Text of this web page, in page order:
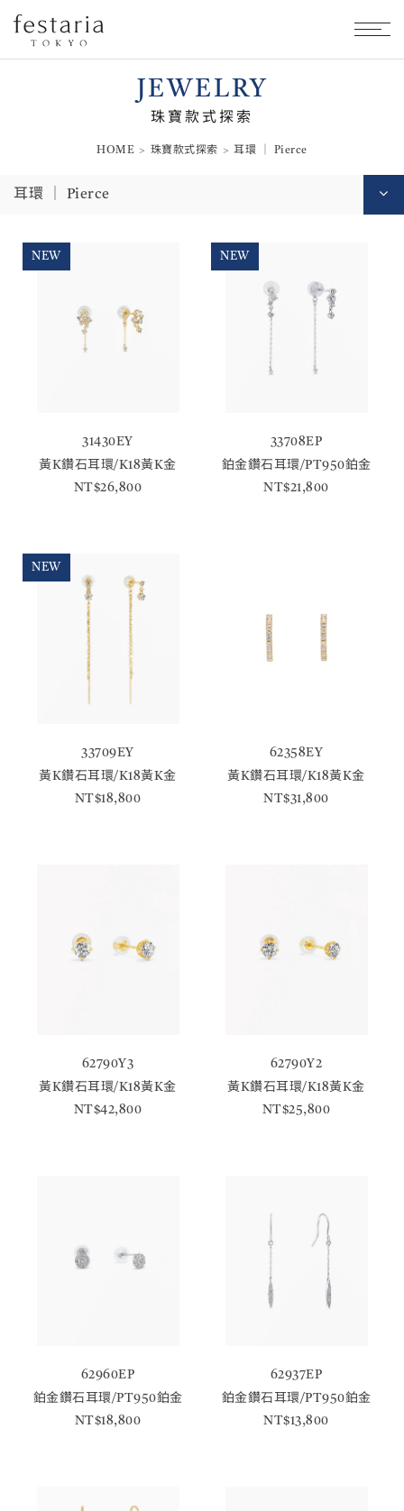
JEWELRY
珠寶款式探索
HOME 珠寶款式探索 耳環 │ Pierce
耳環 │ Pierce
NEW
31430EY
黃K鑽石耳環/K18黃K金
NT$26,800
NEW
33708EP
鉑金鑽石耳環/PT950鉑金
NT$21,800
NEW
33709EY
黃K鑽石耳環/K18黃K金
NT$18,800
62358EY
黃K鑽石耳環/K18黃K金
NT$31,800
62790Y3
黃K鑽石耳環/K18黃K金
NT$42,800
62790Y2
黃K鑽石耳環/K18黃K金
NT$25,800
62960EP
鉑金鑽石耳環/PT950鉑金
NT$18,800
62937EP
鉑金鑽石耳環/PT950鉑金
NT$13,800